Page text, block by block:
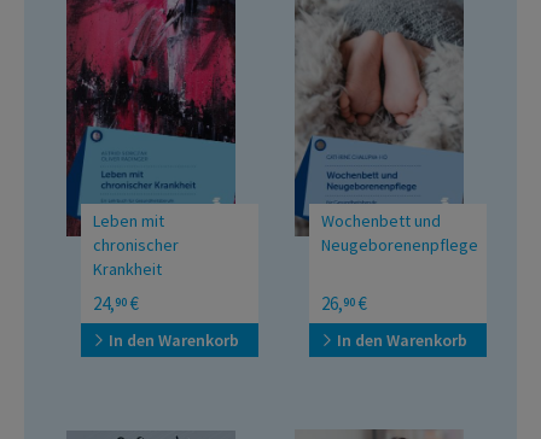
Leben mit
chronischer
Krankheit
Lehrbuch für
Gesundheitsberufe
24,90 €
In den Warenkorb
Wochenbett und
Neugeborenenpflege
für Gesundheitsberufe
26,90 €
In den Warenkorb